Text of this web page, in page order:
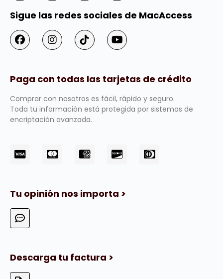
Sigue las redes sociales de MacAccess
Paga con todas las tarjetas de crédito
Comprar con nosotros es fácil, rápido y seguro.
Toda tu información está protegida por sistemas de
encriptación avanzada.
Tu opinión nos importa >
Descarga tu factura >